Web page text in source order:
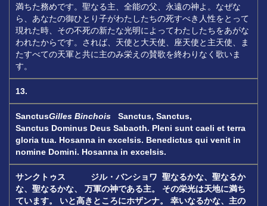
満ちた務めです。聖なる主、全能の父、永遠の神よ。なぜな
ら、あなたの御ひとり子がわたしたちの死すべき人性をとって
現れた時、その不死の新たな光明によってわたしたちをあがな
われたからです。されば、天使と大天使、座天使と主天使、ま
たすべての天軍と共に主のみ栄えの賛歌を終わりなく歌いま
す。
13.
SanctusGilles Binchois
Sanctus, Sanctus,
Sanctus Dominus Deus Sabaoth. Pleni sunt caeli et terra
gloria tua. Hosanna in excelsis. Benedictus qui venit in
nomine Domini. Hosanna in excelsis.
サンクトゥス ジル・バンショワ 聖なるかな、聖なるか
な、聖なるかな、
万軍の神である主。
その栄光は天地に満ち
ています。
いと高きところにホザンナ。
幸いなるかな、主の